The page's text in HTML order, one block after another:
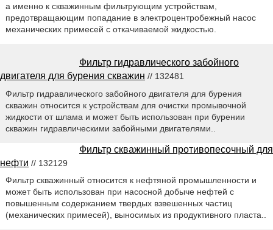
а именно к скважинным фильтрующим устройствам,
предотвращающим попадание в электроцентробежный насос
механических примесей с откачиваемой жидкостью.
Фильтр гидравлического забойного
двигателя для бурения скважин // 132481
Фильтр гидравлического забойного двигателя для бурения
скважин относится к устройствам для очистки промывочной
жидкости от шлама и может быть использован при бурении
скважин гидравлическими забойными двигателями..
Фильтр скважинный противопесочный для
нефти // 132129
Фильтр скважинный относится к нефтяной промышленности и
может быть использован при насосной добыче нефтей с
повышенным содержанием твердых взвешенных частиц
(механических примесей), выносимых из продуктивного пласта..